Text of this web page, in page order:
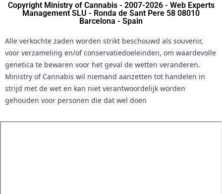
Copyright Ministry of Cannabis - 2007-2026 - Web Experts
Management SLU - Ronda de Sant Pere 58 08010
Barcelona - Spain
Alle verkochte zaden worden strikt beschouwd als souvenir,
voor verzameling en/of conservatiedoeleinden, om waardevolle
genetica te bewaren voor het geval de wetten veranderen.
Ministry of Cannabis wil niemand aanzetten tot handelen in
strijd met de wet en kan niet verantwoordelijk worden
gehouden voor personen die dat wel doen